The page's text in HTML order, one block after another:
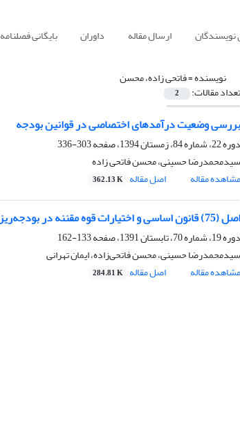
نویسندگان ارسال مقاله داوران بایگانی فصلنامه
نویسنده =فاتحی زاده، محسن
تعداد مقالات: 2
بررسی وضعیت درآمدهای اختصاصی در قوانین بودجه
دوره 22، شماره 84، زمستان 1394، صفحه
303-336
سیدمحمدرضا حسینی، محسن فاتحی زاده
مشاهده مقاله
اصل مقاله 362.13 K
اصل (75) قانون اساسی و اختیارات قوه مقننه در بودجه‌ریزی
دوره 19، شماره 70، تابستان 1391، صفحه
133-162
سیدمحمدرضا حسینی، محسن فاتحی‌زاده، ایمان تهرانی
مشاهده مقاله
اصل مقاله 284.81 K